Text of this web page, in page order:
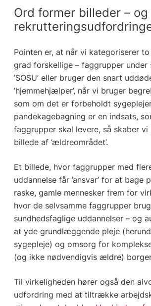
Ord former billeder – og
Pointen er, at når vi kategoriserer
grad forskellige – faggrupper under
’SOSU’ eller bruger den snart
’hjemmehjælper’, når vi bruger
som om det er forbeholdt
pandekagebagning er en indsats,
faggrupper skal levere, så skaber vi
billede af ’ældreområdet’.
Et billede, hvor faggrupper med
uddannelse får ’ansvar’ for at bage
raske, gamle mennesker frem for
hvor de selvsamme faggrupper
sundhedsfaglige uddannelser – og
at yde grundlæggende pleje
sygepleje) og omsorg for
(og ikke nødvendigvis ældre)
Til virkeligheden hører også den
udfordring med at tiltrække